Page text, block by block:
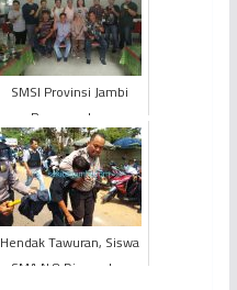
SMSI Provinsi Jambi
Rampungkan
Kepengurusan SMSI 11
Kabupaten/Kota
Hendak Tawuran, Siswa
SMA N 8 Diamankan